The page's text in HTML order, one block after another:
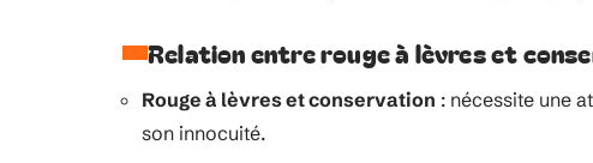
Relation entre rouge à lèvres et
Rouge à lèvres et conservation : nécessite une
son innocuité.